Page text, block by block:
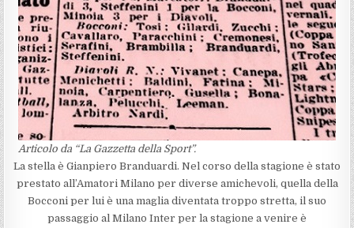
Articolo da “La Gazzetta della Sport”.
La stella è Gianpiero Branduardi. Nel corso della stagione è stato
prestato all’Amatori Milano per diverse amichevoli, quella della
Bocconi per lui è una maglia diventata troppo stretta, il suo
passaggio al Milano Inter per la stagione a venire è